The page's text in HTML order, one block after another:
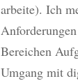
arbeite). Ich
Bereichen
Umgang mit